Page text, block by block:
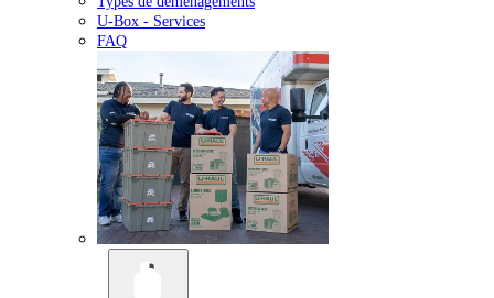
U-Box - Services
FAQ